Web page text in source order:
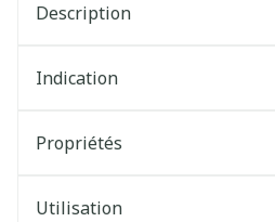
Description
Indication
Propriétés
Utilisation